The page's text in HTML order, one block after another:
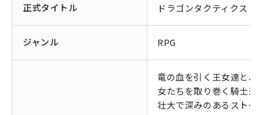
正式タイトル ドラゴンタクティクス
ジャンル RPG
竜の血を引く王女達と、
女たちを取り巻く騎士達
壮大で深みのあるストー